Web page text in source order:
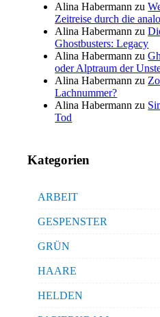
Alina Habermann zu
Zeitreise durch die
Alina Habermann zu
Ghostbusters: Legacy
Alina Habermann zu
oder Alptraum der
Alina Habermann zu
Lachnummer?
Alina Habermann zu
Tod
Kategorien
ARBEIT
GESPENSTER
GRÜN
HAARE
HELDEN